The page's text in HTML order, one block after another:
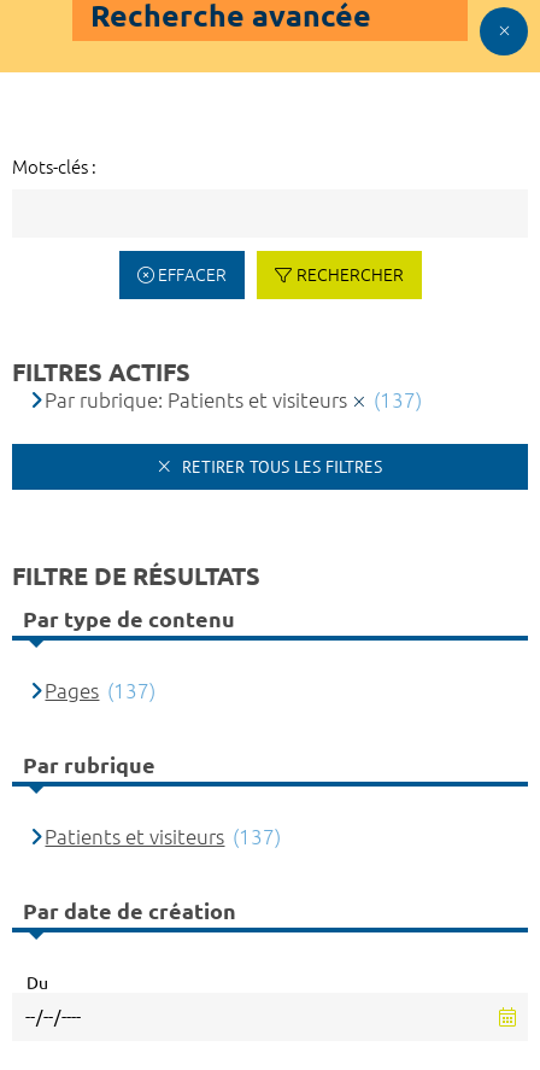
Recherche avancée
Mots-clés :
EFFACER RECHERCHER
FILTRES ACTIFS
Par rubrique: Patients et visiteurs (137)
RETIRER TOUS LES FILTRES
FILTRE DE RÉSULTATS
Par type de contenu
Pages (137)
Par rubrique
Patients et visiteurs (137)
Par date de création
Du